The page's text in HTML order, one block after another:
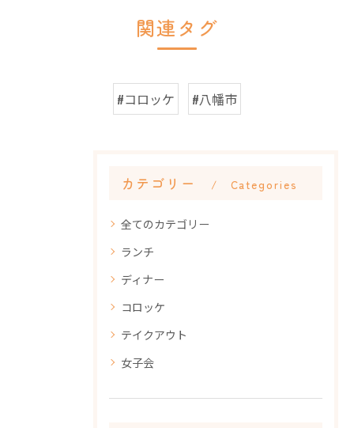
関連タグ
#コロッケ #八幡市
カテゴリー Categories
全てのカテゴリー
ランチ
ディナー
コロッケ
テイクアウト
女子会